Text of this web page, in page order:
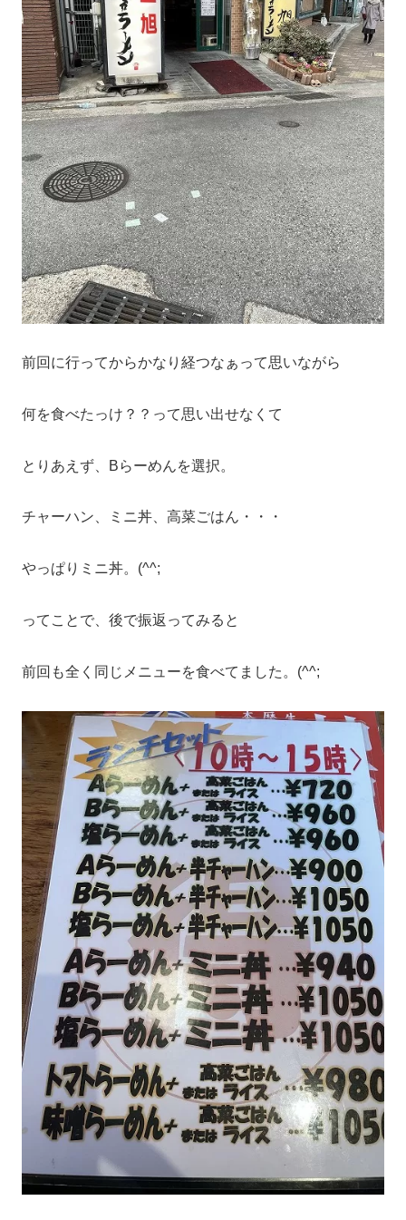
前回に行ってからかなり経つなぁって思いながら
何を食べたっけ？？って思い出せなくて
とりあえず、Bらーめんを選択。
チャーハン、ミニ丼、高菜ごはん・・・
やっぱりミニ丼。(^^;
ってことで、後で振返ってみると
前回も全く同じメニューを食べてました。(^^;